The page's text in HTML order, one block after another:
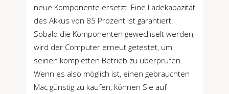
neue Komponente ersetzt. Eine Ladekapazität
des Akkus von 85 Prozent ist garantiert.
Sobald die Komponenten gewechselt werden,
wird der Computer erneut getestet, um
seinen kompletten Betrieb zu überprüfen.
Wenn es also möglich ist, einen gebrauchten
Mac günstig zu kaufen, können Sie auf